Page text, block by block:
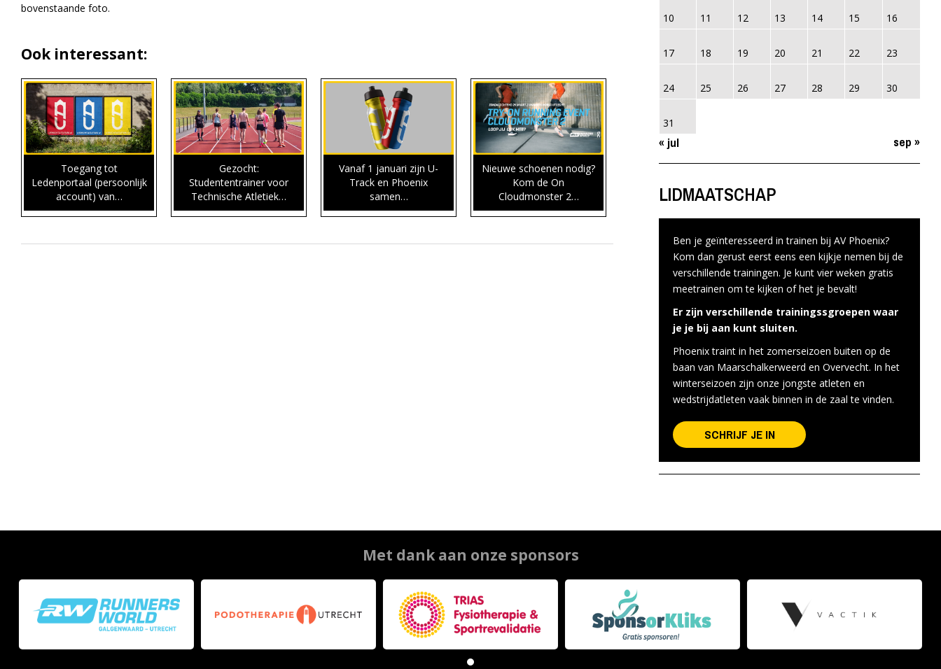
bovenstaande foto.
Ook interessant:
Toegang tot
Ledenportaal (persoonlijk
account) van…
Gezocht:
Studententrainer voor
Technische Atletiek…
Vanaf 1 januari zijn U-
Track en Phoenix
samen…
Nieuwe schoenen nodig?
Kom de On
Cloudmonster 2…
10 11 12 13 14 15 16
17 18 19 20 21 22 23
24 25 26 27 28 29 30
31
« jul sep »
LIDMAATSCHAP
Ben je geïnteresseerd in trainen bij AV Phoenix?
Kom dan gerust eerst eens een kijkje nemen bij de
verschillende trainingen. Je kunt vier weken gratis
meetrainen om te kijken of het je bevalt!
Er zijn verschillende trainingssgroepen waar
je je bij aan kunt sluiten.
Phoenix traint in het zomerseizoen buiten op de
baan van Maarschalkerweerd en Overvecht. In het
winterseizoen zijn onze jongste atleten en
wedstrijdatleten vaak binnen in de zaal te vinden.
SCHRIJF JE IN
Met dank aan onze sponsors